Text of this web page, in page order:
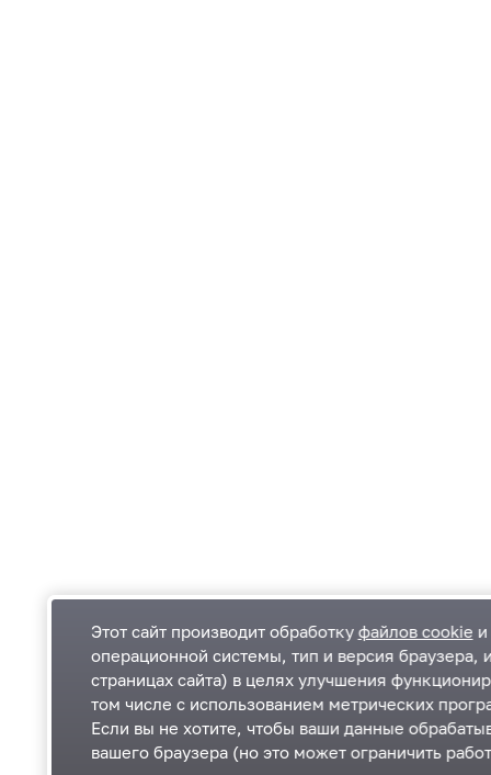
Одинцовский городской округ Московской
области
143000, Московская область, г. Одинцово,
ул. Маршала Жукова, д. 28 +7 495 181-90-00
Этот сайт производит обработку файлов cookie
операционной системы, тип и версия браузера,
страницах сайта) в целях улучшения
том числе с использованием метрических
Если вы не хотите, чтобы ваши данные
вашего браузера (но это может ограничить